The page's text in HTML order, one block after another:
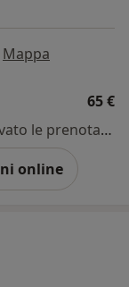
Mappa
65 €
Questo dottore non ha ancora attivato le prenotazioni online presso questo indirizzo.
online